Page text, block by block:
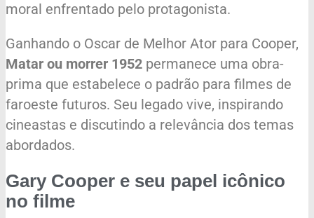
moral enfrentado pelo protagonista.
Ganhando o Oscar de Melhor Ator para Cooper,
Matar ou morrer 1952 permanece uma obra-
prima que estabelece o padrão para filmes de
faroeste futuros. Seu legado vive, inspirando
cineastas e discutindo a relevância dos temas
abordados.
Gary Cooper e seu papel icônico
no filme